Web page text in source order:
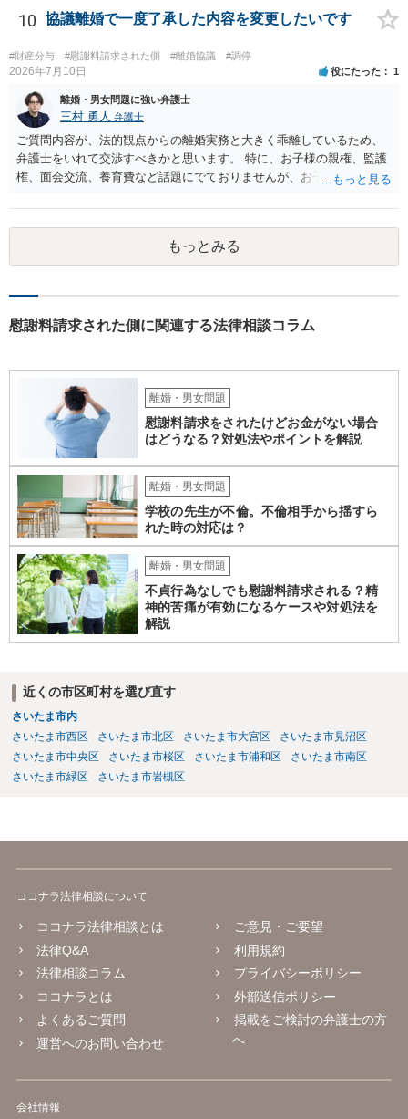
応するのがよいのか、それとも相手方の主張の一部をある程度受け入
れて（紛らわしい言動があったとして）示談や和解で収めるか、とい
すので、地元の複数の弁護士に聞いてみた方がよいと思います。
10 協議離婚で一度了承した内容を変更したいです
#財産分与 #慰謝料請求された側 #離婚協議 #調停
2026年7月10日 役にたった 1
離婚・男女問題に強い弁護士
三村 勇人 弁護士
ご質問内容が、法的観点からの離婚実務と大きく乖離しているため、
弁護士をいれて交渉すべきかと思います。 特に、お子様の親権、監護
権、面会交流、養育費など話題にでておりませんが、お子様の権利を
れを決めなかったために生じる質問がこの法律相談でも多くあげられ
ます。 一生に一度あるかないかの離婚という法律問題ですので、お近
くの弁護士事務所にご相談されることをお勧めします。
もっとみる
慰謝料請求された側に関連する法律相談コラム
離婚・男女問題
慰謝料請求をされたけどお金がない場合
はどうなる？対処法やポイントを解説
離婚・男女問題
学校の先生が不倫。不倫相手から揺すら
れた時の対応は？
離婚・男女問題
不貞行為なしでも慰謝料請求される？精
神的苦痛が有効になるケースや対処法を
解説
近くの市区町村を選び直す
さいたま市内
さいたま市西区
さいたま市北区 さいたま市大宮区
さいたま市見沼区
さいたま市中央区
さいたま市桜区 さいたま市浦和区
さいたま市南区
さいたま市緑区
さいたま市岩槻区
ココナラ法律相談について
ココナラ法律相談とは
法律Q&A
法律相談コラム
ココナラとは
よくあるご質問
運営へのお問い合わせ
ご意見・ご要望
利用規約
プライバシーポリシー
外部送信ポリシー
掲載をご検討の弁護士の方
へ
会社情報